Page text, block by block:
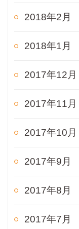
2018年2月
2018年1月
2017年12月
2017年11月
2017年10月
2017年9月
2017年8月
2017年7月